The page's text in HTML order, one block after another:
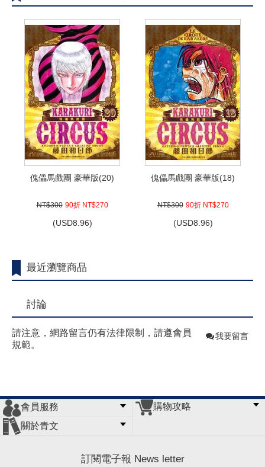
傀儡馬戲團 豪華版(20)
NT$300 90折 NT$270
(USD8.96)
傀儡馬戲團 豪華版(18)
NT$300 90折 NT$270
(USD8.96)
最近瀏覽商品
討論
請注意，網路留言仍有法律限制，請遵會員
規範。
我要留言
會員服務
會員辦法
客服信箱
隱私條款
網站導覽
購物攻略
關於青文
訂閱電子報 News letter